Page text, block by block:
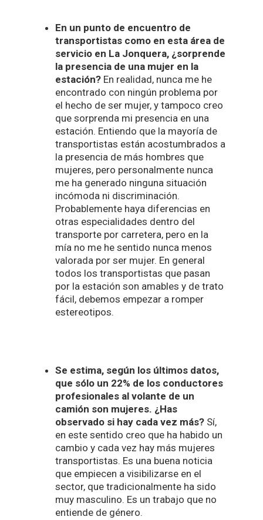
En un punto de encuentro de
transportistas como en esta área de
servicio en La Jonquera, ¿sorprende
la presencia de una mujer en la
estación? En realidad, nunca me he
encontrado con ningún problema por
el hecho de ser mujer, y tampoco creo
que sorprenda mi presencia en una
estación. Entiendo que la mayoría de
transportistas están acostumbrados a
la presencia de más hombres que
mujeres, pero personalmente nunca
me ha generado ninguna situación
incómoda ni discriminación.
Probablemente haya diferencias en
otras especialidades dentro del
transporte por carretera, pero en la
mía no me he sentido nunca menos
valorada por ser mujer. En general
todos los transportistas que pasan
por la estación son amables y de trato
fácil, debemos empezar a romper
estereotipos.
Se estima, según los últimos datos,
que sólo un 22% de los conductores
profesionales al volante de un
camión son mujeres. ¿Has
observado si hay cada vez más? Sí,
en este sentido creo que ha habido un
cambio y cada vez hay más mujeres
transportistas. Es una buena noticia
que empiecen a visibilizarse en el
sector, que tradicionalmente ha sido
muy masculino. Es un trabajo que no
entiende de género.